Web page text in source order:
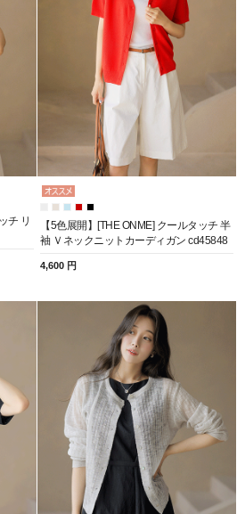
チ リ
【5色展開】[THE ONME] クールタッチ 半
袖 Ｖネックニットカーディガン cd45848
4,600 円